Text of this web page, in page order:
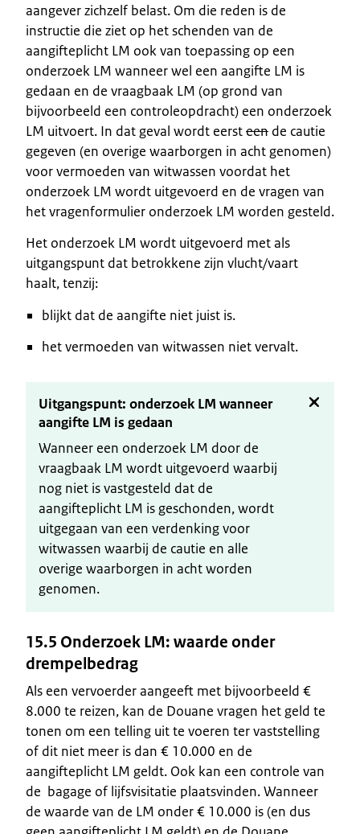
aangever zichzelf belast. Om die reden is de
instructie die ziet op het schenden van de
aangifteplicht LM ook van toepassing op een
onderzoek LM wanneer wel een aangifte LM is
gedaan en de vraagbaak LM (op grond van
bijvoorbeeld een controleopdracht) een onderzoek
LM uitvoert. In dat geval wordt eersteen de cautie
gegeven (en overige waarborgen in acht genomen)
voor vermoeden van witwassen voordat het
onderzoek LM wordt uitgevoerd en de vragen van
het vragenformulier onderzoek LM worden gesteld.
Het onderzoek LM wordt uitgevoerd met als
uitgangspunt dat betrokkene zijn vlucht/vaart
haalt, tenzij:
blijkt dat de aangifte niet juist is.
het vermoeden van witwassen niet vervalt.
Uitgangspunt: onderzoek LM wanneer
aangifte LM is gedaan
Wanneer een onderzoek LM door de
vraagbaak LM wordt uitgevoerd waarbij
nog niet is vastgesteld dat de
aangifteplicht LM is geschonden, wordt
uitgegaan van een verdenking voor
witwassen waarbij de cautie en alle
overige waarborgen in acht worden
genomen.
15.5 Onderzoek LM: waarde onder
drempelbedrag
Als een vervoerder aangeeft met bijvoorbeeld €
8.000 te reizen, kan de Douane vragen het geld te
tonen om een telling uit te voeren ter vaststelling
of dit niet meer is dan € 10.000 en de
aangifteplicht LM geldt. Ook kan een controle van
de bagage of lijfsvisitatie plaatsvinden. Wanneer
de waarde van de LM onder € 10.000 is (en dus